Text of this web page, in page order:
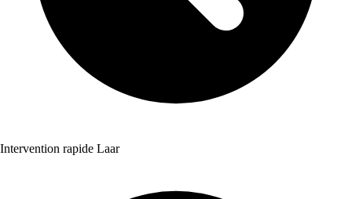
Intervention rapide Laar